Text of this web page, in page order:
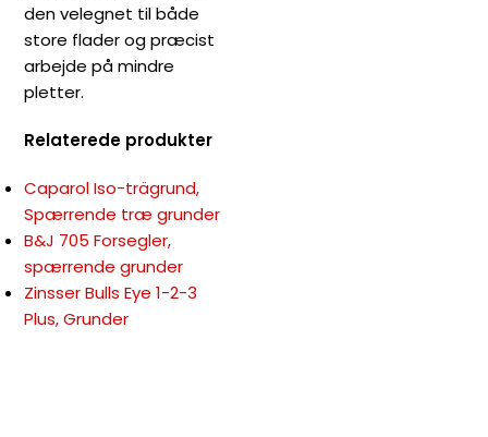
den velegnet til både
store flader og præcist
arbejde på mindre
pletter.
Relaterede produkter
Caparol Iso-trägrund,
Spærrende træ grunder
B&J 705 Forsegler,
spærrende grunder
Zinsser Bulls Eye 1-2-3
Plus, Grunder